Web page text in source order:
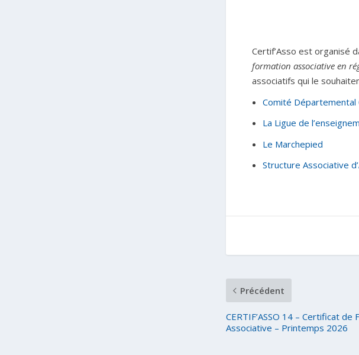
Certif’Asso est organisé
formation associativeen
associatifs qui le
Comité Départemental
La Ligue de
Le Marchepied
Structure Associative
Précédent
CERTIF’ASSO 14 – Certificat
Associative – Printemps 2026